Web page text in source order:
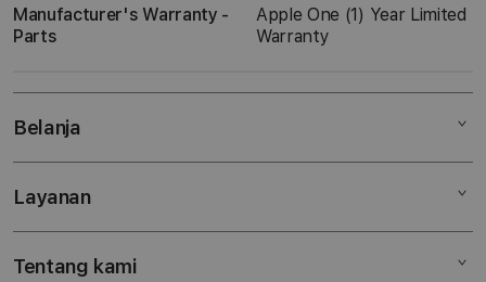
Manufacturer's Warranty -
Parts
Apple One (1) Year Limited
Warranty
Belanja
Mac
Layanan
Digimap Open Studio
Tentang kami